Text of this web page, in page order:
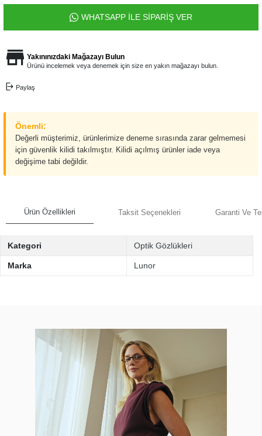
WHATSAPP İLE SİPARİŞ VER
Yakınınızdaki Mağazayı Bulun
Ürünü incelemek veya denemek için size en yakın mağazayı bulun.
Paylaş
Önemli:
Değerli müşterimiz, ürünlerimize deneme sırasında zarar gelmemesi
için güvenlik kilidi takılmıştır. Kilidi açılmış ürünler iade veya
değişime tabi değildir.
Ürün Özellikleri Taksit Seçenekleri Garanti Ve
Kategori Optik Gözlükleri
Marka Lunor